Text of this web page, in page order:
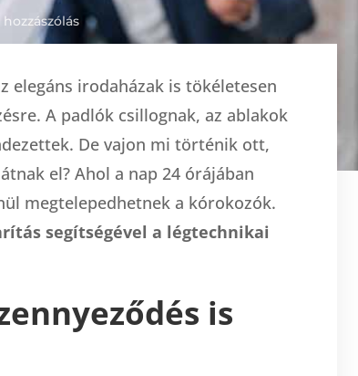
hozzászólás
elegáns irodaházak is tökéletesen
A padlók csillognak, az ablakok
De vajon mi történik ott,
el? Ahol a nap 24 órájában
megtelepedhetnek a kórokozók.
segítségével a légtechnikai
is